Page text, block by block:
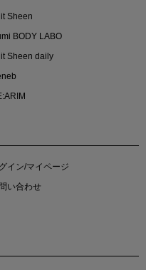
Sheen
BODY LABO
Sheen daily
イン/マイページ
い合わせ